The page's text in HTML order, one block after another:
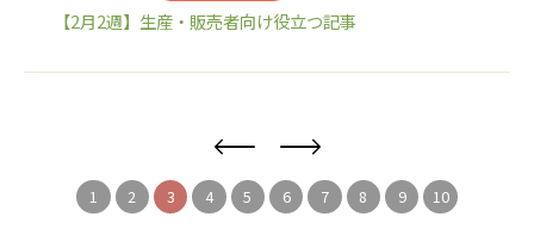
【2月2週】生産・販売者向け役立つ記事
1 2 3 4 5 6 7 8 9 10